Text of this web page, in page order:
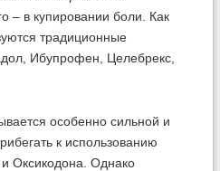
– в купировании боли. Как
традиционные
Ибупрофен, Целебрекс,
особенно сильной и
к использованию
Оксикодона. Однако